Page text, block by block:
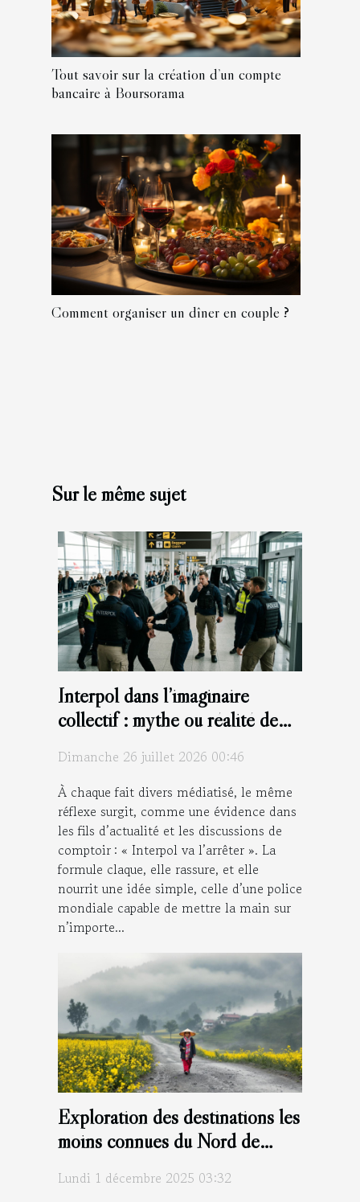
Tout savoir sur la création d’un compte
bancaire à Boursorama
Comment organiser un dîner en couple ?
Sur le même sujet
Interpol dans l’imaginaire
collectif : mythe ou réalité de
Dimanche 26 juillet 2026 00:46
À chaque fait divers médiatisé, le même
réflexe surgit, comme une évidence dans
les fils d’actualité et les discussions de
comptoir : « Interpol va l’arrêter ». La
formule claque, elle rassure, et elle
nourrit une idée simple, celle d’une police
mondiale capable de mettre la main sur
n’importe...
Exploration des destinations les
moins connues du Nord de
Lundi 1 décembre 2025 03:32